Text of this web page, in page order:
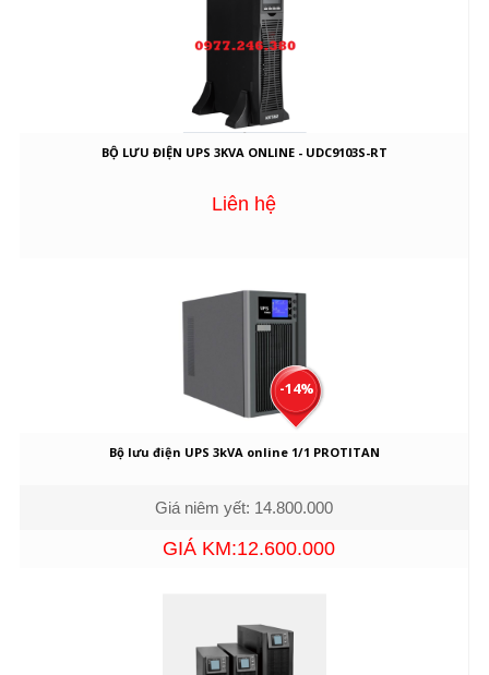
BỘ LƯU ĐIỆN UPS 3KVA ONLINE - UDC9103S-RT
Liên hệ
-14%
Bộ lưu điện UPS 3kVA online 1/1 PROTITAN
Giá niêm yết: 14.800.000
GIÁ KM:12.600.000